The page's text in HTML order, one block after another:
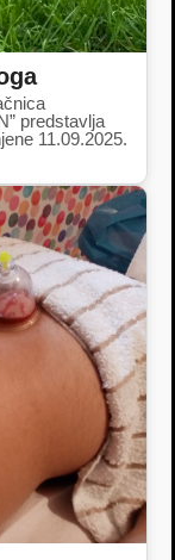
predstavlja
11.09.2025.